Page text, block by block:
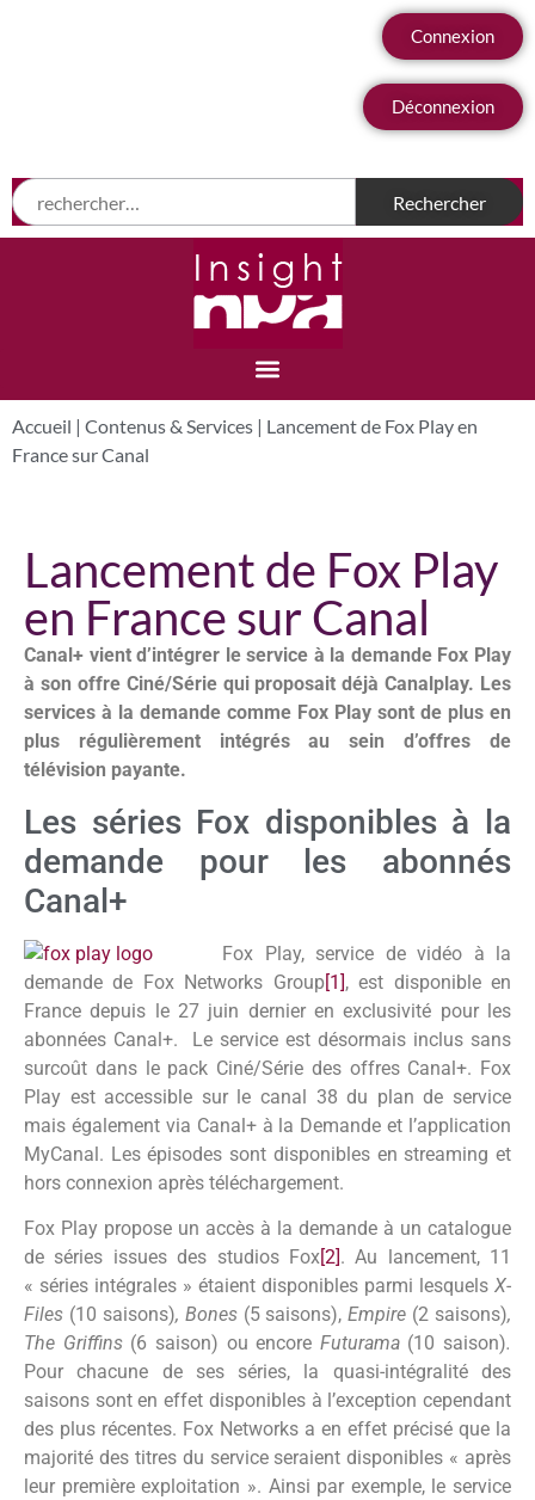
Connexion
Déconnexion
Accueil | Contenus & Services | Lancement de Fox Play en
France sur Canal
Lancement de Fox Play
en France sur Canal
Canal+ vient d’intégrer le service à la demande Fox Play
à son offre Ciné/Série qui proposait déjà Canalplay. Les
services à la demande comme Fox Play sont de plus en
plus régulièrement intégrés au sein d’offres de
télévision payante.
Les séries Fox disponibles à la
demande pour les abonnés
Canal+
Fox Play, service de vidéo à la
demande de Fox Networks Group[1], est disponible en
France depuis le 27 juin dernier en exclusivité pour les
abonnées Canal+. Le service est désormais inclus sans
surcoût dans le pack Ciné/Série des offres Canal+. Fox
Play est accessible sur le canal 38 du plan de service
mais également via Canal+ à la Demande et l’application
MyCanal. Les épisodes sont disponibles en streaming et
hors connexion après téléchargement.
Fox Play propose un accès à la demande à un catalogue
de séries issues des studios Fox[2]. Au lancement, 11
« séries intégrales » étaient disponibles parmi lesquels X-
Files (10 saisons), Bones (5 saisons), Empire (2 saisons),
The Griffins (6 saison) ou encore Futurama(10 saison).
Pour chacune de ses séries, la quasi-intégralité des
saisons sont en effet disponibles à l’exception cependant
des plus récentes. Fox Networks a en effet précisé que la
majorité des titres du service seraient disponibles « après
leur première exploitation ». Ainsi par exemple, le service